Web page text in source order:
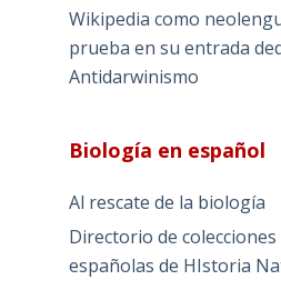
Wikipedia como
prueba en su entrada
Antidarwinismo
Biología en español
Al rescate de la biología
Directorio de
españolas de HIstoria